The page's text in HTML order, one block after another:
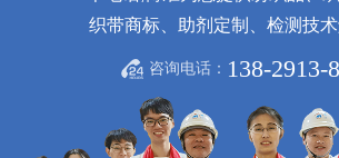
织带商标、助剂定制、检测技
咨询电话： 138-2913-